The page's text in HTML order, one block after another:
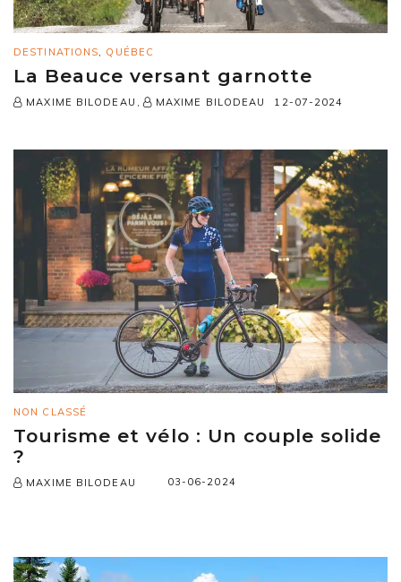
DESTINATIONS, QUÉBEC
La Beauce versant garnotte
MAXIME BILODEAU MAXIME BILODEAU 12-07-2024
NON CLASSÉ
Tourisme et vélo : Un couple solide
?
MAXIME BILODEAU 03-06-2024